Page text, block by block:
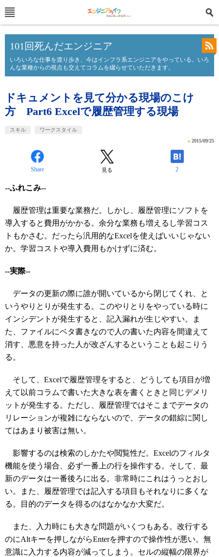
101回死んだエンジニア
いろいろな仕事を渡り歩き、今はインフラ系エンジニアをやっている。いろ
んな業種からの視点も交えてコラムを綴らせていただきます。
ドキュメントを見て分かる現場のこけ
方 Part6 Excelで履歴管理する現場
スキル ワークスタイル
» 2015/09/25
Share 見る 2
--ふれこみ--
履歴管理は重要な業務だ。しかし、履歴管理にソフトを
導入すると費用がかかる。余分な業務も増えるし学習コス
トもかさむ。だったら汎用的なExcelを使えばいいじゃない
か。学習コストや導入費用もかけずに済む。
--実際--
データの更新の際に誰が開いているから閉じてくれ、と
いうやりとりが発生する。このやりとりをやっている時に
インシデントが発生すると、記入漏れが生じやすい。ま
た、ファイルにベタ書きなので人の書いた内容を間違えて
消す、悪意を持った人が改ざんするということも起こりう
る。
そして、Excelで履歴管理をすると、どうしても項目が増
えて以前コラムで書いた大きな表を書くときと同じデメリ
ットが発生する。ただし、履歴管理ではそこまでデータの
リレーションが複雑にならないので、データの錯綜に関し
てはあまり被害は無い。
影響するのは検索のしかたや閲覧性だ。Excelのフィルタ
機能を使う場合、必ず一番上の行を操作する。そして、最
新のデータは一番後ろに出る。非常時にこれはうっとおし
い。また、履歴管理では記入する項目もそれなりに多くな
る。目的のデータを得るのはなかなか大変だ。
また、入力時にも大きな問題がいくつもある。改行する
のにAltキーを押しながらEnterを押すので操作性が悪い。無
意識に入力する内容が減ってしまう。セルの縦幅の限界が